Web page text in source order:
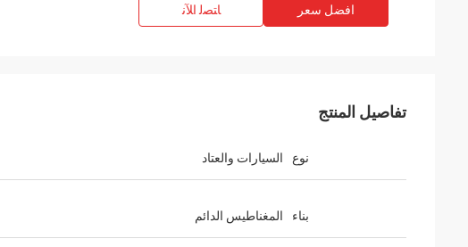
افضل سعر ﺎﺘﺼﻟ ﺍﻶﻧ
تفاصيل المنتج
نوع السيارات والعتاد
بناء المغناطيس الدائم